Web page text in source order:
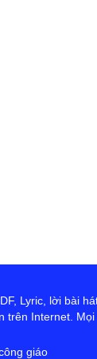
Lyric, lời bài
Internet.
giáo